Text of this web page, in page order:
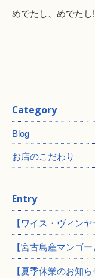
めでたし、めでたし
Category
Blog
お店のこだわり
Entry
【ワイス・ヴィン
【宮古島産マンゴー
【夏季休業のお知ら